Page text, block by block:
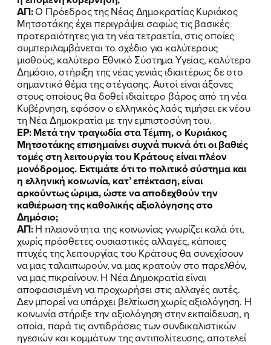
ΑΠ:Ο Πρόεδρος της Νέας Δημοκρατίας Κυριάκος
Μητσοτάκης έχει περιγράψει σαφώς τις βασικές
προτεραιότητες για τη νέα τετραετία, στις οποίες
συμπεριλαμβάνεται το σχέδιο για καλύτερους
μισθούς, καλύτερο Εθνικό Σύστημα Υγείας, καλύτερο
Δημόσιο, στήριξη της νέας γενιάς ιδιαιτέρως δε στο
σημαντικό θέμα της στέγασης. Αυτοί είναι άξονες
στους οποίους θα δοθεί ιδιαίτερο βάρος από τη νέα
Κυβέρνηση, εφόσον ο ελληνικός λαός τιμήσει εκ νέου
τη Νέα Δημοκρατία με την εμπιστοσύνη του.
ΕΡ: Μετά την τραγωδία στα Τέμπη, ο Κυριάκος
Μητσοτάκης επισημαίνει συχνά πυκνά ότι οι βαθιές
τομές στη λειτουργία του Κράτους είναι πλέον
μονόδρομος. Εκτιμάτε ότι το πολιτικό σύστημα και
η ελληνική κοινωνία, κατ’ επέκταση, είναι
αρκούντως ώριμα, ώστε να αποδεχθούν την
καθιέρωση της καθολικής αξιολόγησης στο
Δημόσιο;
ΑΠ:Η πλειονότητα της κοινωνίας γνωρίζει καλά ότι,
χωρίς πρόσθετες ουσιαστικές αλλαγές, κάποιες
πτυχές της λειτουργίας του Κράτους θα συνεχίσουν
να μας ταλαιπωρούν, να μας κρατούν στο παρελθόν,
να μας πικραίνουν. Η Νέα Δημοκρατία είναι
αποφασισμένη να προχωρήσει στις αλλαγές αυτές.
Δεν μπορεί να υπάρχει βελτίωση χωρίς αξιολόγηση. Η
κοινωνία στήριξε την αξιολόγηση στην εκπαίδευση, η
οποία, παρά τις αντιδράσεις των συνδικαλιστικών
ηγεσιών και κομμάτων της αντιπολίτευσης, αποτελεί